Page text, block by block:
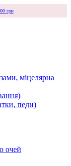
грн
міцелярна
педи)
очей